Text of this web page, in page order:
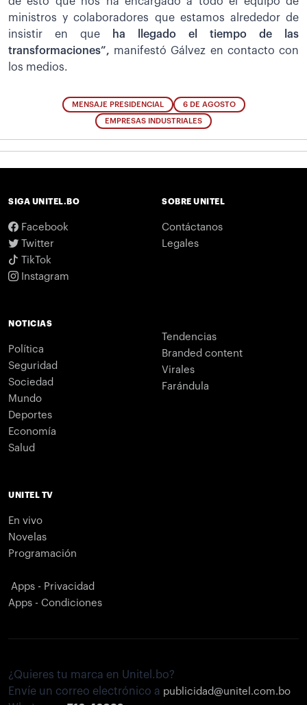
ministros y colaboradores que estamos alrededor de
insistir en que ha llegado el tiempo de las
transformaciones”, manifestó Gálvez en contacto con
los medios.
MENSAJE PRESIDENCIAL 6 DE AGOSTO
EMPRESAS INDUSTRIALES
SIGA UNITEL.BO
Facebook
Twitter
TikTok
Instagram
SOBRE UNITEL
Contáctanos
Legales
NOTICIAS
Política
Seguridad
Sociedad
Mundo
Deportes
Economía
Salud
Tendencias
Branded content
Virales
Farándula
UNITEL TV
En vivo
Novelas
Programación
Apps - Privacidad
Apps - Condiciones
¿Quieres tu marca en Unitel.bo?
Envíe un correo electrónico a publicidad@unitel.com.bo